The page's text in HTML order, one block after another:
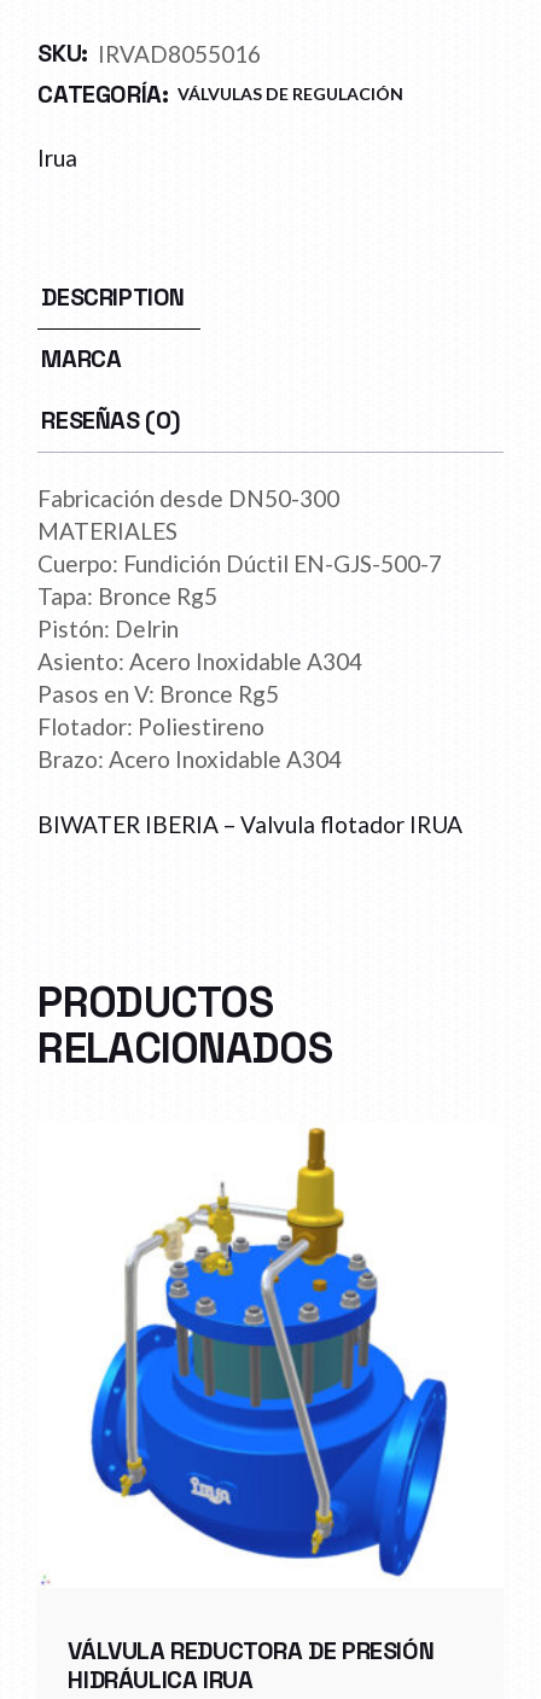
SKU: IRVAD8055016
CATEGORÍA: VÁLVULAS DE REGULACIÓN
Irua
DESCRIPTION
MARCA
RESEÑAS (0)
Fabricación desde DN50-300
MATERIALES
Cuerpo: Fundición Dúctil EN-GJS-500-7
Tapa: Bronce Rg5
Pistón: Delrin
Asiento: Acero Inoxidable A304
Pasos en V: Bronce Rg5
Flotador: Poliestireno
Brazo: Acero Inoxidable A304
BIWATER IBERIA – Valvula flotador IRUA
PRODUCTOS
RELACIONADOS
VÁLVULA REDUCTORA DE PRESIÓN
HIDRÁULICA IRUA